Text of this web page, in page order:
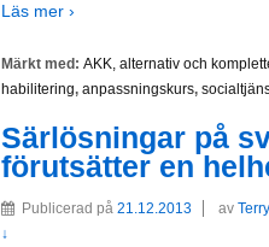
Läs mer ›
Märkt med: AKK, alternativ och
habilitering, anpassningskurs,
Särlösningar på
förutsätter en
Publicerad på 21.12.2013 av
↓